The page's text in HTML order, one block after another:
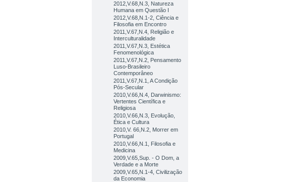
2012,V.68,N.3, Natureza
Humana em Questão I
2012,V.68,N.1-2, Ciência e
Filosofia em Encontro
2011,V.67,N.4, Religião e
Interculturalidade
2011,V.67,N.3, Estética
Fenomenológica
2011,V.67,N.2, Pensamento
Luso-Brasileiro
Contemporâneo
2011,V.67,N.1, A Condição
Pós-Secular
2010,V.66,N.4, Darwinismo:
Vertentes Científica e
Religiosa
2010,V.66,N.3, Evolução,
Ética e Cultura
2010,V. 66,N.2, Morrer em
Portugal
2010,V.66,N.1, Filosofia e
Medicina
2009,V.65,Sup. - O Dom, a
Verdade e a Morte
2009,V.65,N.1-4, Civilização
da Economia